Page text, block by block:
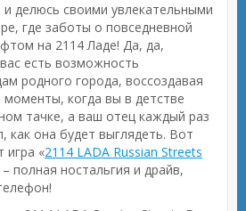
делюсь своими увлекательными
где заботы о повседневной
на 2114 Ладе! Да, да,
есть возможность
родного города, воссоздавая
когда вы в детстве
тачке, а ваш отец каждый раз
как она будет выглядеть. Вот
игра «2114 LADA Russian Streets
полная ностальгия и драйв,